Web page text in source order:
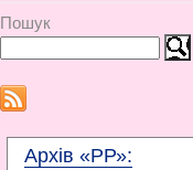
Пошук
Архів «РР»: